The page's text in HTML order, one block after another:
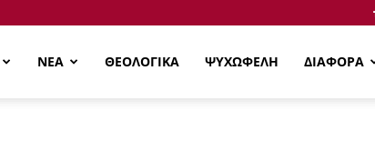
ΝΕΑ ΘΕΟΛΟΓΙΚΑ ΨΥΧΩΦΕΛΗ ΔΙΑΦΟΡΑ